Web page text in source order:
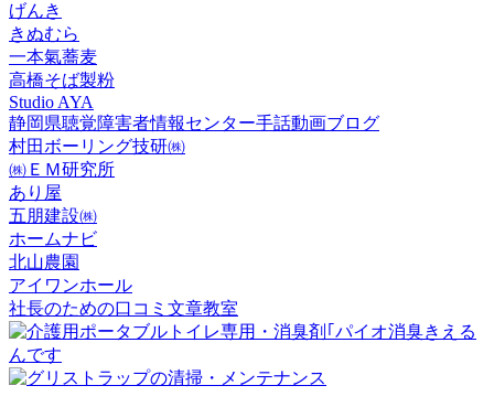
げんき
きぬむら
一本氣蕎麦
高橋そば製粉
Studio AYA
静岡県聴覚障害者情報センター手話動画ブログ
村田ボーリング技研㈱
㈱ＥＭ研究所
あり屋
五朋建設㈱
ホームナビ
北山農園
アイワンホール
社長のための口コミ文章教室